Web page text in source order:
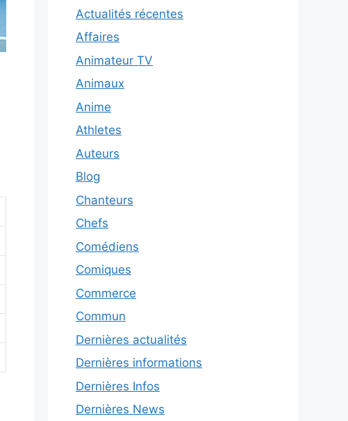
Actualités récentes
Affaires
Animateur TV
Animaux
Anime
Athletes
Auteurs
Blog
Chanteurs
Chefs
Comédiens
Comiques
Commerce
Commun
Dernières actualités
Dernières informations
Dernières Infos
Dernières News